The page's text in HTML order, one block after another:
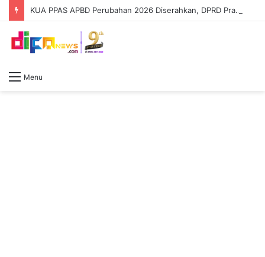
KUA PPAS APBD Perubahan 2026 Diserahkan, DPRD Prabumulih Segera Bahas
Menu